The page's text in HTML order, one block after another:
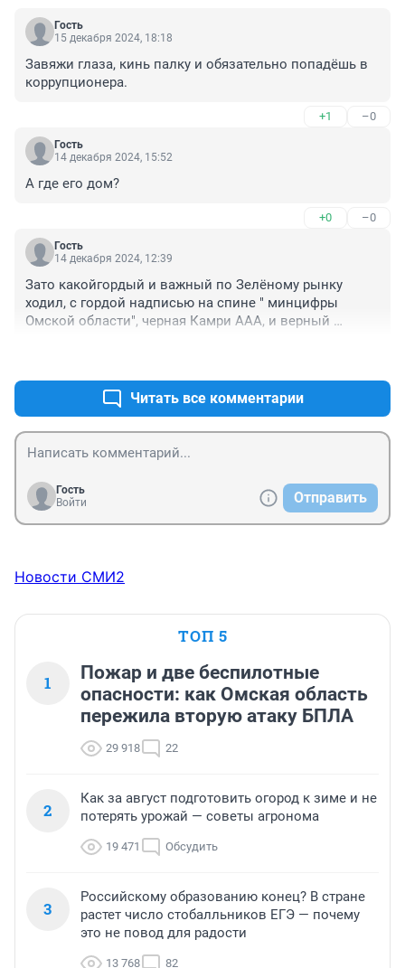
Гость
15 декабря 2024, 18:18
Завяжи глаза, кинь палку и обязательно попадёшь в
коррупционера.
+1 –0
Гость
14 декабря 2024, 15:52
А где его дом?
+0 –0
Гость
14 декабря 2024, 12:39
Зато какойгордый и важный по Зелёному рынку
ходил, с гордой надписью на спине " минцифры
Омской области", черная Камри ААА, и верный
Читать все комментарии
Гость
Войти
Отправить
Новости СМИ2
ТОП 5
1
Пожар и две беспилотные
опасности: как Омская область
пережила вторую атаку БПЛА
29 918 22
2
Как за август подготовить огород к зиме и не
потерять урожай — советы агронома
19 471 Обсудить
3
Российскому образованию конец? В стране
растет число стобалльников ЕГЭ — почему
это не повод для радости
13 768 82